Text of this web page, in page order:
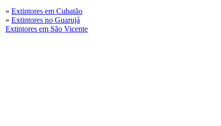
» Extintores em Cubatão
» Extintores no Guarujá
Extintores em São Vicente